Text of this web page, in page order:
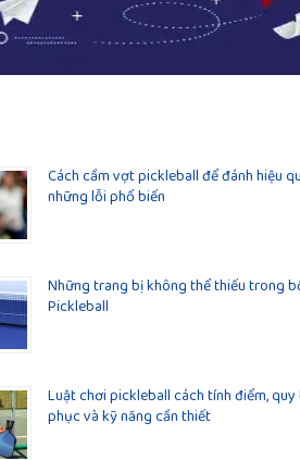
Cách cầm vợt pickleball để đánh hiệu
những lỗi phổ biến
Những trang bị không thể thiếu trong
Pickleball
Luật chơi pickleball cách tính điểm,
phục và kỹ năng cần thiết